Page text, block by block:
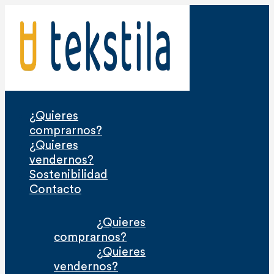
contenido
¿Quieres
comprarnos?
¿Quieres
vendernos?
Sostenibilidad
Contacto
¿Quieres
comprarnos?
¿Quieres
vendernos?